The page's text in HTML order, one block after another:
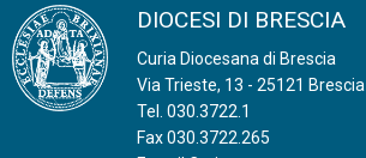
t
i
o
DIOCESI DI BRESCIA
Curia Diocesana di Brescia
Via Trieste, 13 - 25121 Brescia
Tel. 030.3722.1
Fax 030.3722.265